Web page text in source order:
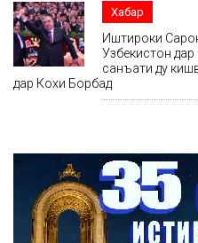
Хабар
Иштироки
Узбекистон
санъати ду
дар Кохи Борбад